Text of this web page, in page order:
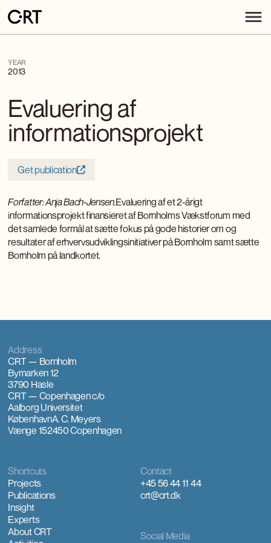
YEAR
2013
Evaluering af
informationsprojekt
Get publication
Forfatter: Anja Bach-Jensen.Evaluering af et 2-årigt
informationsprojekt finansieret af Bornholms Vækstforum med
det samlede formål at sætte fokus på gode historier om og
resultater af erhvervsudviklingsinitiativer på Bornholm samt sætte
Bornholm på landkortet.
Contact
+45 56 44 11 44
crt@crt.dk
Shortcuts
Projects
Publications
Insight
Experts
About CRT
Social Media
Address
CRT — Bornholm
Bymarken 12
3790 Hasle
CRT — Copenhagenc/o
Aalborg Universitet
KøbenhavnA. C. Meyers
Vænge 152450 Copenhagen